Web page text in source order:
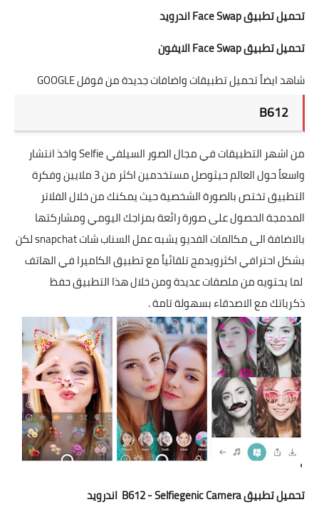
تحميل تطبيق Face Swap
اندرويد
تحميل تطبيق Face Swap
الايفون
شاهد ايضاً تحميل تطبيقات واضافات جديدة من قوقل GOOGLE
B612
من اشهر التطبيقات في مجال الصور السيلفي Selfie واخذ انتشار
واسعاً حول العالم حيثوصل مستخدمين اكثر من 3 ملايين وفكرة
التطبيق تختص بالصورة الشخصية حيث يمكنك من خلال الفلاتر
المدمجة الحصول على صورة رائعة بمزاجك اليومي ومشاركتها
بالاضافة الى مكالمات الفديو يشبه عمل السناب شات snapchat لكن
بشكل احترافي اكثرويدمج تلقائياً مع تطبيق الكاميرا في الهاتف
لما يحتويه من ملصقات عديدة ومن خلال هذا التطبيق حفظ
ذكرياتك مع الاصدقاء بسهولة تامة .
تحميل تطبيق B612 - Selfiegenic Camera اندرويد